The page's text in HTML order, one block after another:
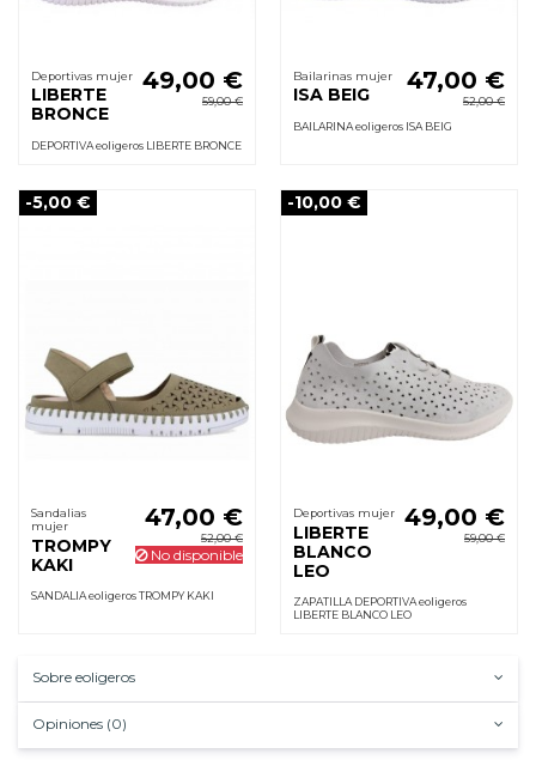
Deportivas mujer
LIBERTE
BRONCE
49,00 €
59,00 €
DEPORTIVA eoligeros LIBERTE BRONCE
Bailarinas mujer
ISA BEIG
47,00 €
52,00 €
BAILARINA eoligeros ISA BEIG
-5,00 €
Sandalias
mujer
TROMPY
KAKI
47,00 €
52,00 €
No disponible
SANDALIA eoligeros TROMPY KAKI
-10,00 €
Deportivas mujer
LIBERTE
BLANCO
LEO
49,00 €
59,00 €
ZAPATILLA DEPORTIVA eoligeros
LIBERTE BLANCO LEO
Sobre eoligeros
Opiniones (0)